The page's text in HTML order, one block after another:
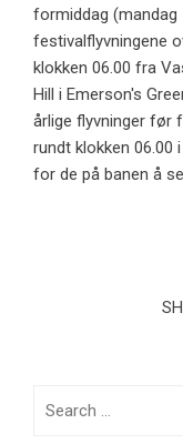
formiddag
festivalflyvningene
klokken 06.00 fra
Hill i Emerson's
årlige flyvninger før
rundt klokken 06.00
for de på banen å